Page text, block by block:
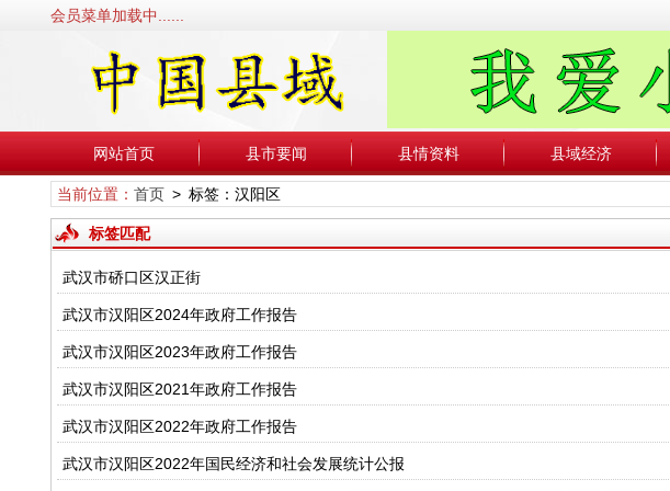
会员菜单加载中......
网站首页 县市要闻 县情资料 县域经济
当前位置： 首页> 标签：汉阳区
标签匹配
武汉市硚口区汉正街
武汉市汉阳区2024年政府工作报告
武汉市汉阳区2023年政府工作报告
武汉市汉阳区2021年政府工作报告
武汉市汉阳区2022年政府工作报告
武汉市汉阳区2022年国民经济和社会发展统计公报